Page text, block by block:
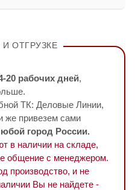
ОТГРУЗКЕ
20 рабочих дней,
ТК: Деловые Линии,
же привезем сами
город России.
в наличии на складе,
общение с менеджером.
производство, и не
Вы не найдете -